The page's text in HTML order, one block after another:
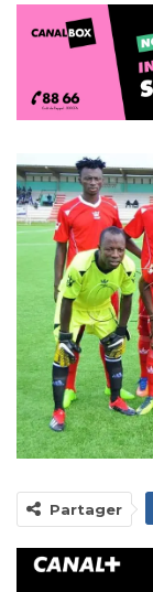
Partager